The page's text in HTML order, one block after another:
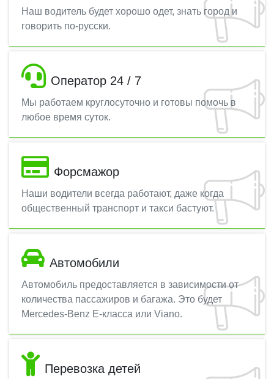
Наш водитель будет хорошо одет, знать город и
говорить по-русски.
Оператор 24 / 7
Мы работаем круглосуточно и готовы помочь в
любое время суток.
Форсмажор
Наши водители всегда работают, даже когда
общественный транспорт и такси бастуют.
Автомобили
Автомобиль предоставляется в зависимости от
количества пассажиров и багажа. Это будет
Mercedes-Benz E-класса или Viano.
Перевозка детей